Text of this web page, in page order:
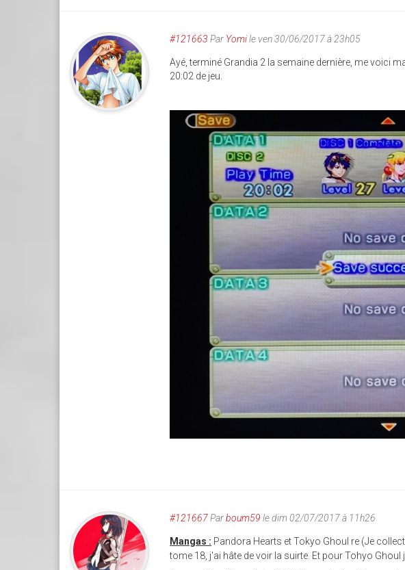
#121663 Par Yomile ven 30/06/2017 à 23h05
Ayé, terminé Grandia 2 la semaine dernière, me voici
20:02 de jeu.
#121667Parboum59 le dim 02/07/2017 à 11h26
Mangas : Pandora Hearts et Tokyo Ghoul re (Je
tome 18, j'ai hâte de voir la suirte. Et pour Tohyo